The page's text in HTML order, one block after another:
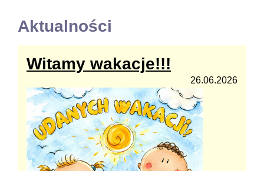
Aktualności
Witamy wakacje!!!
26.06.2026